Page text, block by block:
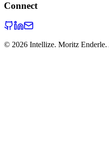
Connect
© 2026 Intellize. Moritz Enderle.